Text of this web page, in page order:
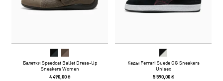
Балетки Speedcat Ballet Dress-Up
Sneakers Women
4 490,00 ₴
Кеды Ferrari Suede OG Sneakers
Unisex
5 590,00 ₴